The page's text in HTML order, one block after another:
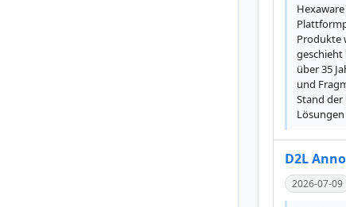
Produkte
geschieht
über 35
und
Stand
D2L
2026-07-09